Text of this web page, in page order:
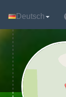
Deutsch
Deutsch